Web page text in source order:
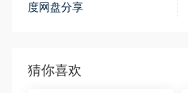
度网盘分享
猜你喜欢